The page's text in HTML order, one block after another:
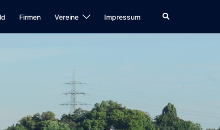
Firmen Vereine Impressum Suche